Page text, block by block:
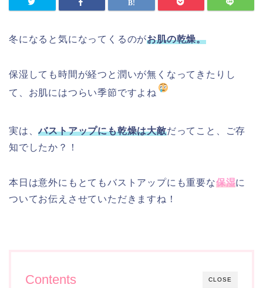
冬になると気になってくるのがお肌の乾燥。
保湿しても時間が経つと潤いが無くなってきたりし
て、お肌にはつらい季節ですよね
実は、バストアップにも乾燥は大敵だってこと、ご存
知でしたか？！
本日は意外にもとてもバストアップにも重要な保湿に
ついてお伝えさせていただきますね！
CLOSE
Contents